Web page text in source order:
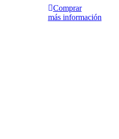
Comprar
más información